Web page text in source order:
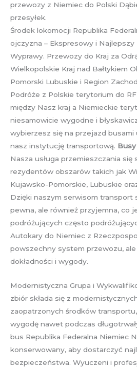
przewozy z Niemiec do Polski
przesyłek.
Środek lokomocji Republika
ojczyzna – Ekspresowy i
Wyprawy. Przewozy do Kraj za
Wielkopolskie Kraj nad Bałtykiem
Pomorski Lubuskie i Region
Podróże z Polskie terytorium do
między Nasz kraj a Niemieckie
niesamowicie wygodne i
wybierzesz się na przejazd
nasz instytucję transportową.
Nasza usługa przemieszczania
rezydentów obszarów takich jak
Kujawsko-Pomorskie, Lubuskie
Dzięki naszym serwisom transport
pewna, ale również przyjemna, co
podróżujących często
Autokary do Niemiec z
powszechny system przewozu, ale
dokładności i wygody.
Modernistyczna Grupa i
zbiór składa się z
zaopatrzonych środków
wygodę nawet podczas
bus Republika Federalna Niemiec
konserwowany, aby dostarczyć
bezpieczeństwa. Wyuczeni i